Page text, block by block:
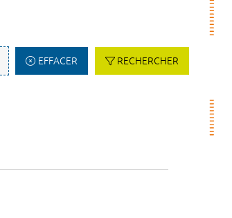
EFFACER RECHERCHER